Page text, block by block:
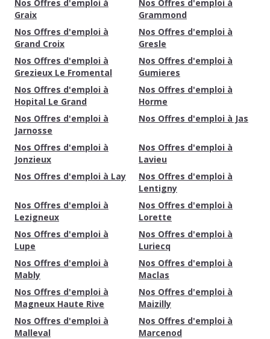
Nos Offres d'emploi à
Graix
Nos Offres d'emploi à
Grammond
Nos Offres d'emploi à
Grand Croix
Nos Offres d'emploi à
Gresle
Nos Offres d'emploi à
Grezieux Le Fromental
Nos Offres d'emploi à
Gumieres
Nos Offres d'emploi à
Hopital Le Grand
Nos Offres d'emploi à
Horme
Nos Offres d'emploi à
Jarnosse
Nos Offres d'emploi à Jas
Nos Offres d'emploi à
Jonzieux
Nos Offres d'emploi à
Lavieu
Nos Offres d'emploi à Lay
Nos Offres d'emploi à
Lentigny
Nos Offres d'emploi à
Lezigneux
Nos Offres d'emploi à
Lorette
Nos Offres d'emploi à
Lupe
Nos Offres d'emploi à
Luriecq
Nos Offres d'emploi à
Mably
Nos Offres d'emploi à
Maclas
Nos Offres d'emploi à
Magneux Haute Rive
Nos Offres d'emploi à
Maizilly
Nos Offres d'emploi à
Malleval
Nos Offres d'emploi à
Marcenod